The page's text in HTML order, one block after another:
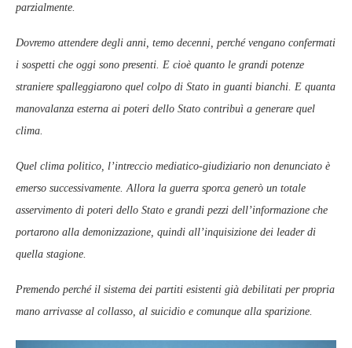
parzialmente.
Dovremo attendere degli anni, temo decenni, perché vengano confermati
i sospetti che oggi sono presenti. E cioè quanto le grandi potenze
straniere spalleggiarono quel colpo di Stato in guanti bianchi. E quanta
manovalanza esterna ai poteri dello Stato contribuì a generare quel
clima.
Quel clima politico, l’intreccio mediatico-giudiziario non denunciato è
emerso successivamente. Allora la guerra sporca generò un totale
asservimento di poteri dello Stato e grandi pezzi dell’informazione che
portarono alla demonizzazione, quindi all’inquisizione dei leader di
quella stagione.
Premendo perché il sistema dei partiti esistenti già debilitati per propria
mano arrivasse al collasso, al suicidio e comunque alla sparizione.